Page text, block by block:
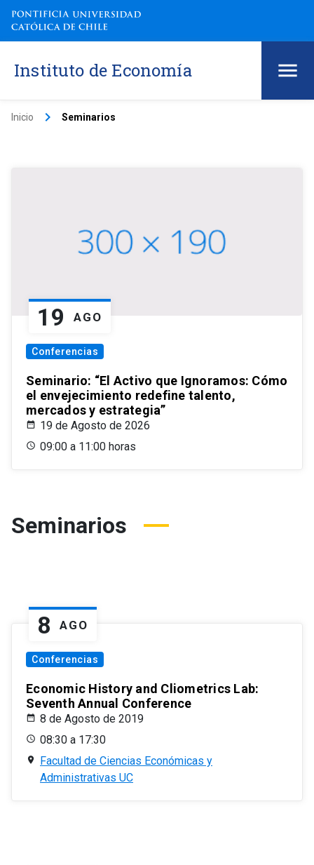
Instituto de Economía
Inicio keyboard_arrow_right Seminarios
19 AGO
Conferencias
Seminario: “El Activo que Ignoramos: Cómo
el envejecimiento redefine talento,
mercados y estrategia”
19 de Agosto de 2026
09:00 a 11:00 horas
Seminarios
8 AGO
Conferencias
Economic History and Cliometrics Lab:
Seventh Annual Conference
8 de Agosto de 2019
08:30 a 17:30
Facultad de Ciencias Económicas y
Administrativas UC